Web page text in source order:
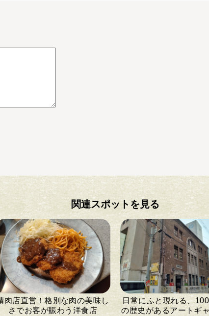
関連スポットを見る
肉店直営！格別な肉の美味し
さでお客が賑わう洋食店
日常にふと現れる、
の歴史があるアートギ